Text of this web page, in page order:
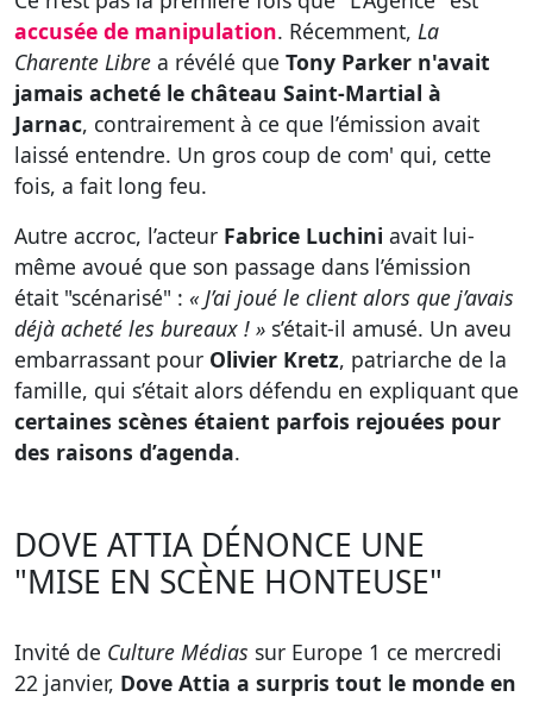
accusée de manipulation. Récemment, La
Charente Libre a révélé que Tony Parker n'avait
jamais acheté le château Saint-Martial à
Jarnac, contrairement à ce que l’émission avait
laissé entendre. Un gros coup de com' qui, cette
fois, a fait long feu.
Autre accroc, l’acteur Fabrice Luchini avait lui-
même avoué que son passage dans l’émission
était "scénarisé" : « J’ai joué le client alors que j’avais
déjà acheté les bureaux ! » s’était-il amusé. Un aveu
embarrassant pour Olivier Kretz, patriarche de la
famille, qui s’était alors défendu en expliquant que
certaines scènes étaient parfois rejouées pour
des raisons d’agenda.
DOVE ATTIA DÉNONCE UNE
"MISE EN SCÈNE HONTEUSE"
Invité de Culture Médias sur Europe 1 ce mercredi
22 janvier, Dove Attia a surpris tout le monde en